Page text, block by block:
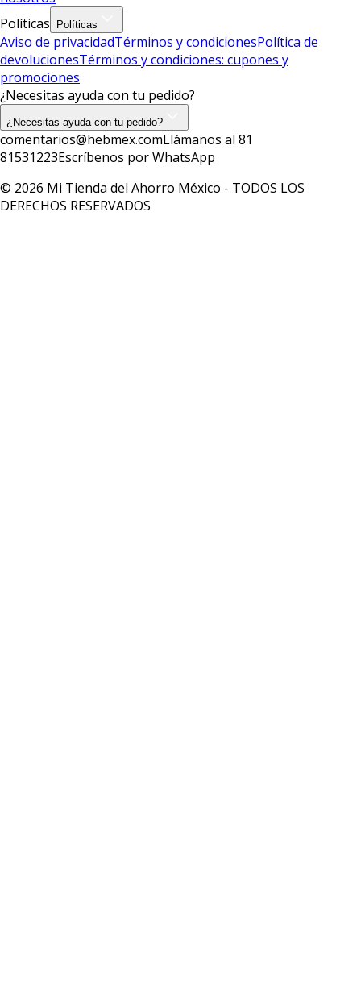
Políticas
Políticas
Aviso de privacidadTérminos y condicionesPolítica de
devolucionesTérminos y condiciones: cupones y
promociones
¿Necesitas ayuda con tu pedido?
¿Necesitas ayuda con tu pedido?
comentarios@hebmex.comLlámanos al 81
81531223Escríbenos por WhatsApp
© 2026 Mi Tienda del Ahorro México - TODOS LOS
DERECHOS RESERVADOS